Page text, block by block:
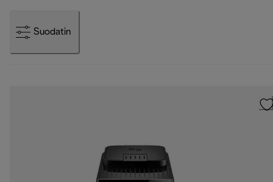
Suodatin